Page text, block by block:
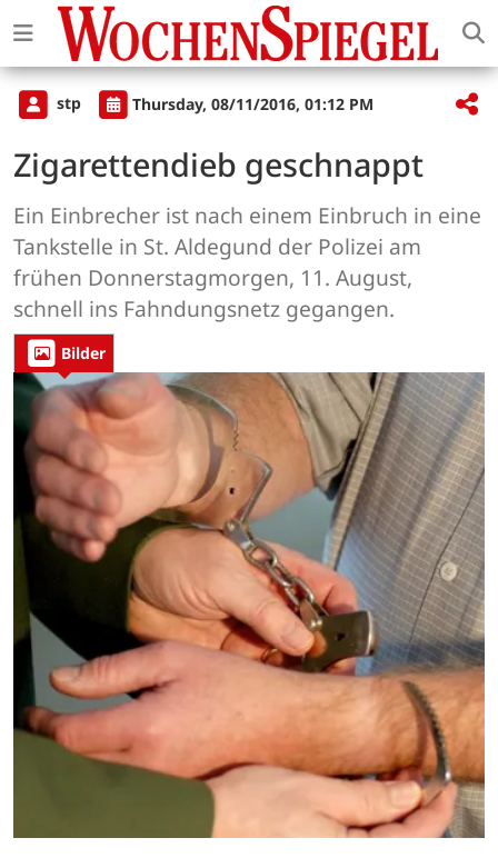
stp Thursday, 08/11/2016, 01:12 PM
Zigarettendieb geschnappt
Ein Einbrecher ist nach einem Einbruch in eine
Tankstelle in St. Aldegund der Polizei am
frühen Donnerstagmorgen, 11. August,
schnell ins Fahndungsnetz gegangen.
Bilder